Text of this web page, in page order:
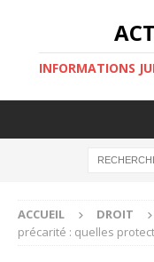
INFORMATIONS
ACCUEIL DROIT
précarité : quelles